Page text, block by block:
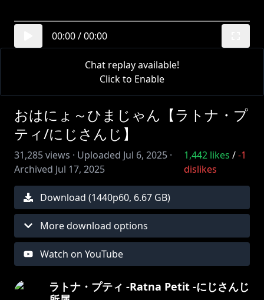
00:00/00:00
Chat replay available!
Click to Enable
おはにょ～ひまじゃん【ラトナ・プ
ティ/にじさんじ】
31,285views · Uploaded Jul 6, 2025 ·
Archived Jul 17, 2025
1,442likes /-1
dislikes
Download (1440p60, 6.67 GB)
More download options
Watch on YouTube
ラトナ・プティ -Ratna Petit -にじさんじ